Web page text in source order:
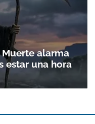
alarma
estar una hora